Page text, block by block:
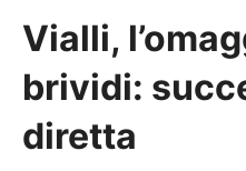
Vialli,
brividi:
diretta